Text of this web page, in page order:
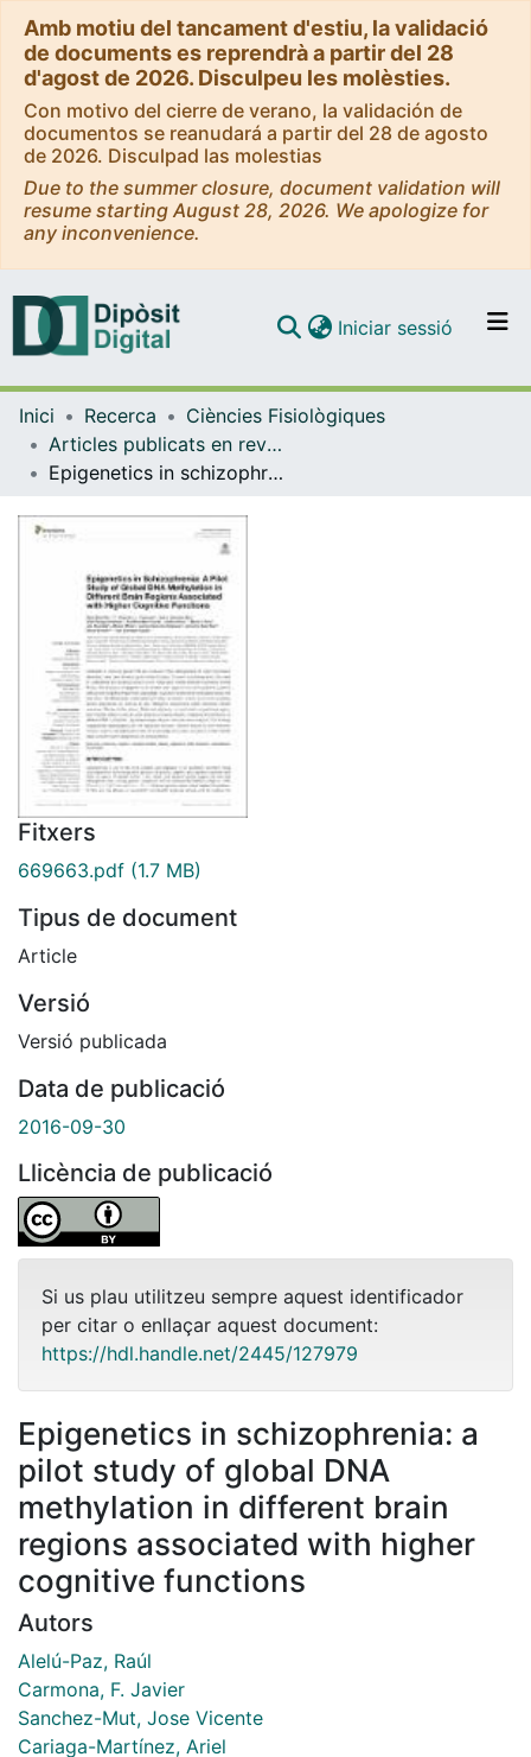
Amb motiu del tancament d'estiu, la validació
de documents es reprendrà a partir del 28
d'agost de 2026. Disculpeu les molèsties.
Con motivo del cierre de verano, la validación de
documentos se reanudará a partir del 28 de agosto
de 2026. Disculpad las molestias
Due to the summer closure, document validation will
resume starting August 28, 2026. We apologize for
any inconvenience.
Navega per tot el DD
Com publicar
Iniciar sessió (current)
Inici Recerca
Ciències Fisiològiques
Articles publicats en revistes (Ciències Fisiològiques)
Epigenetics in schizophrenia: a pilot study of global DNA methylation in different brain regions associated with higher cognitive functions
Fitxers
669663.pdf (1.7 MB)
Tipus de document
Article
Versió
Versió publicada
Data de publicació
2016-09-30
Llicència de publicació
Si us plau utilitzeu sempre aquest identificador
per citar o enllaçar aquest document:
https://hdl.handle.net/2445/127979
Epigenetics in schizophrenia: a
pilot study of global DNA
methylation in different brain
regions associated with higher
cognitive functions
Autors
Alelú-Paz, Raúl
Carmona, F. Javier
Sanchez-Mut, Jose Vicente
Cariaga-Martínez, Ariel